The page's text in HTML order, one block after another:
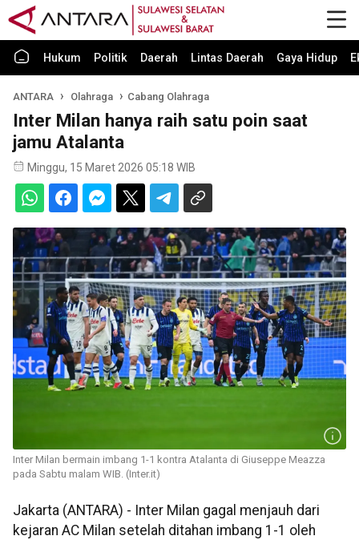
Hukum Politik Daerah Lintas Daerah Gaya Hidup
ANTARA Olahraga Cabang Olahraga
Inter Milan hanya raih satu poin saat
jamu Atalanta
Minggu, 15 Maret 2026 05:18 WIB
Inter Milan bermain imbang 1-1 kontra Atalanta di Giuseppe Meazza
pada Sabtu malam WIB. (Inter.it)
Jakarta (ANTARA) - Inter Milan gagal menjauh dari
kejaran AC Milan setelah ditahan imbang 1-1 oleh